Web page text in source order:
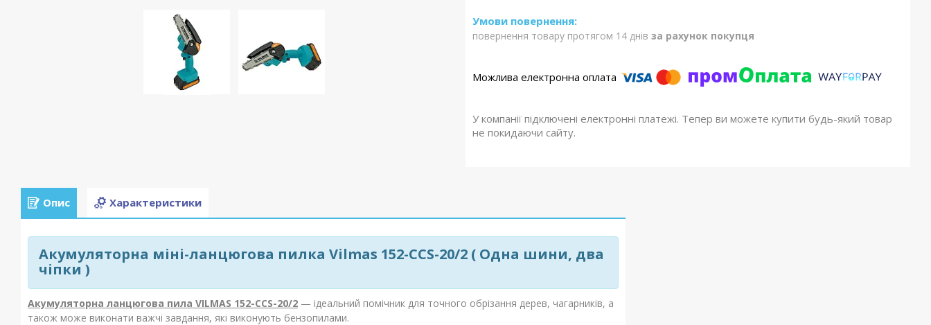
повернення товару протягом 14 днів за рахунок покупця
У компанії підключені електронні платежі. Тепер ви можете купити будь-який товар
не покидаючи сайту.
Опис Характеристики
Акумуляторна міні-ланцюгова пилка Vilmas 152-CCS-20/2 ( Одна шини, два
чіпки )
Акумуляторна ланцюгова пила VILMAS 152-CCS-20/2 — ідеальний помічник для точного обрізання дерев, чагарників, а
також може виконати важчі завдання, які виконують бензопилами.